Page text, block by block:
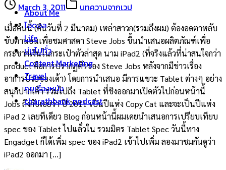
About Me
ไอดอล
Life
บ่นไปทั่ว
Content Marketing
Travel
คุยเรื่องหนัง
charathbank podcast
March 3, 2011 บทความจากเวป
เมื่อคืนนี้ (คืนวันที่ 2 มีนาคม) เหล่าสาวก(รวมถึงผม) ต้องอดตาหลับ
ขับตานอนเพื่อชมศาสดา Steve Jobs ขึ้นนำเสนอผลิตภัณฑ์เพื่อ
กระชากเงินในกระเป๋าตัวล่าสุด นาม iPad2 (ที่จริงแล้วที่น่าสนใจกว่า
product คือการปรากฏตัวของ Steve Jobs หลังจากมีข่าวเรื่อง
อาการป่วยของเค้า) โดยการนำเสนอ มีการแขวะ Tablet ต่างๆ อย่าง
สนุกปากเค้า รวมไปถึง Tablet ที่ชิงออกมาเปิดตัวไปก่อนหน้านี้
Jobs ถึงกับเอ่ยว่า ปี 2011 เป็นปีแห่ง Copy Cat และจะเป็นปีแห่ง
iPad 2 เลยทีเดียว Blog ก่อนหน้านี้ผมเคยนำเสนอการเปรียบเทียบ
spec ของ Tablet ไปแล้่วใน รวมมิตร Tablet Spec วันนี้ทาง
Engadget ก็ได้เพิ่ม spec ของ iPad2 เข้าไปเพิ่ม ลองมาชมกันดูว่า
iPad2 ออกมา […]